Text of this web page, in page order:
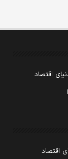
اقتصاد
اقتصاد